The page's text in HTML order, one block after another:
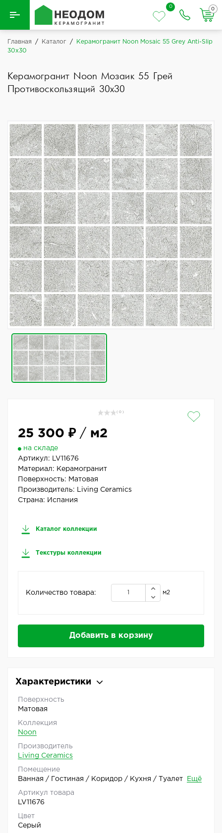
Назад
0
0
Главная / Каталог /
Керамогранит Noon Mosaic 55 Grey Anti-Slip
30x30
Керамогранит Noon Мозаик 55 Грей
Противоскользящий 30x30
( 0 )
25 300 ₽/ м2
на складе
Артикул:
LV11676
Материал: Керамогранит
Поверхность: Матовая
Производитель:
Living Ceramics
Страна: Испания
Каталог коллекции
Текстуры коллекции
Количество товара: м2
Добавить в корзину
Характеристики
Поверхность
Матовая
Коллекция
Noon
Производитель
Living Ceramics
Помещение
Ванная / Гостиная / Коридор / Кухня / Туалет
Ещё
Артикул товара
LV11676
Цвет
Серый